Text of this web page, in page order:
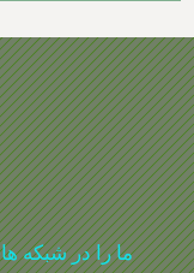
ما را در شبکه